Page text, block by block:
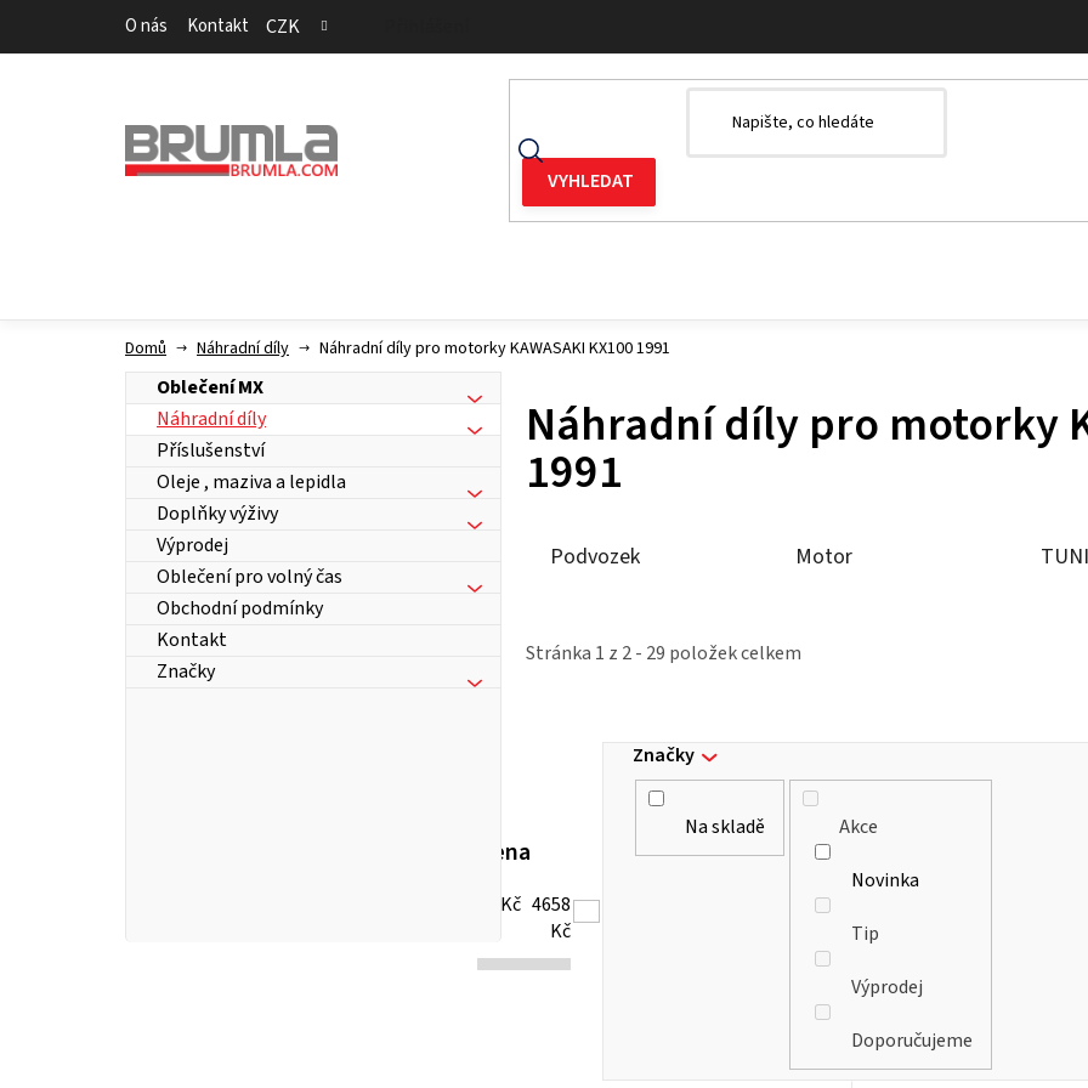
O nás Kontakt CZK
Domů Náhradní díly Náhradní díly pro motorky KAWASAKI KX100 1991
Oblečení MX
Náhradní díly
Příslušenství
Oleje , maziva a lepidla
Doplňky výživy
Výprodej
Oblečení pro volný čas
Obchodní podmínky
Kontakt
Značky
Náhradní díly pro motorky
1991
Podvozek Motor
Stránka 1 z 2- 29 položek celkem
Cena
Kč 4658
Kč
Na skladě
Akce
Novinka
Tip
Výprodej
Doporučujeme
Značky